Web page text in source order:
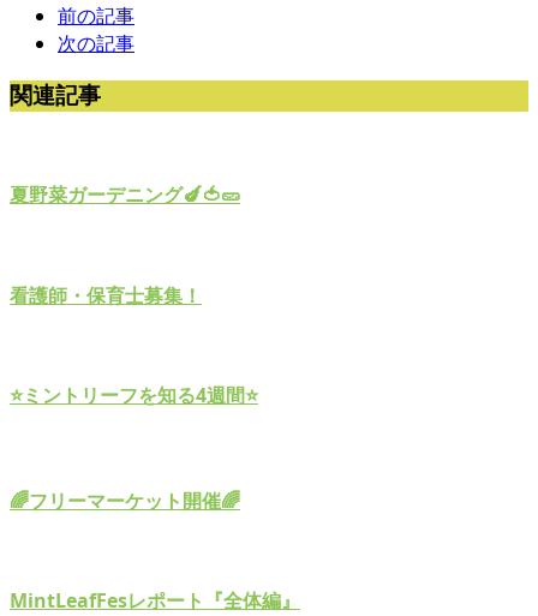
前の記事
次の記事
関連記事
夏野菜ガーデニング🍆🍅🥒
看護師・保育士募集！
⭐️ミントリーフを知る4週間⭐️
🌈フリーマーケット開催🌈
MintLeafFesレポート『全体編』